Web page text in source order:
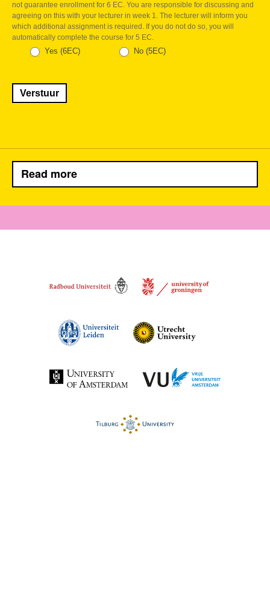
not guarantee enrollment for 6 EC. You are responsible for discussing and
agreeing on this with your lecturer in week 1. The lecturer will inform you
which additional assignment is required. If you do not do so, you will
automatically complete the course for 5 EC.
Yes (6EC) No (5EC)
Verstuur
Read more